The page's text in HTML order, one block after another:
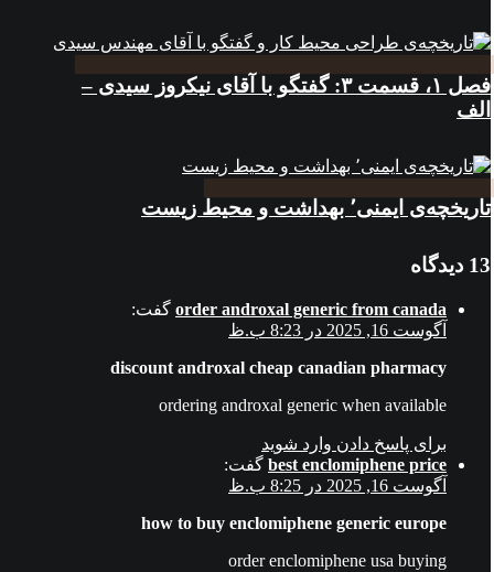
فصل ۱، قسمت ۳: گفتگو با آقای نیکروز سیدی –
الف
تاریخچه‌ی ایمنی٬ بهداشت و محیط زیست
13 دیدگاه
order androxal generic from canada گفت:
آگوست 16, 2025 در 8:23 ب.ظ
discount androxal cheap canadian pharmacy
ordering androxal generic when available
برای پاسخ دادن وارد شوید
best enclomiphene price گفت:
آگوست 16, 2025 در 8:25 ب.ظ
how to buy enclomiphene generic europe
order enclomiphene usa buying